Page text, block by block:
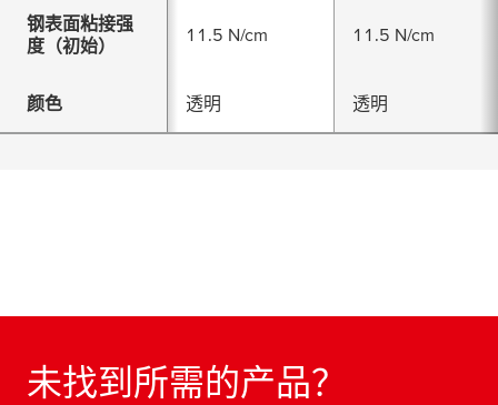
钢表面粘接强
度（初始）
11.5 N/cm 11.5 N/cm
颜色 透明 透明
未找到所需的产品？